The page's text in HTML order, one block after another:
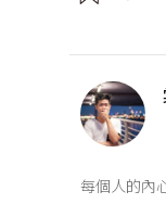
每個人的內